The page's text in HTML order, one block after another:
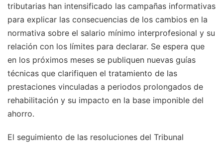
tributarias han intensificado las campañas informativas
para explicar las consecuencias de los cambios en la
normativa sobre el salario mínimo interprofesional y su
relación con los límites para declarar. Se espera que
en los próximos meses se publiquen nuevas guías
técnicas que clarifiquen el tratamiento de las
prestaciones vinculadas a periodos prolongados de
rehabilitación y su impacto en la base imponible del
ahorro.
El seguimiento de las resoluciones del Tribunal